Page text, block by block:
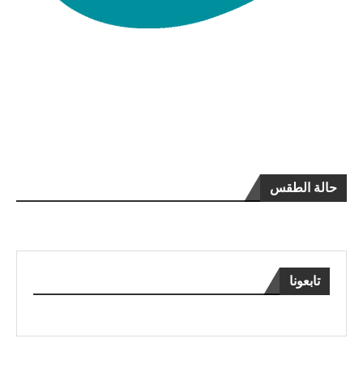
حالة الطقس
تابعونا